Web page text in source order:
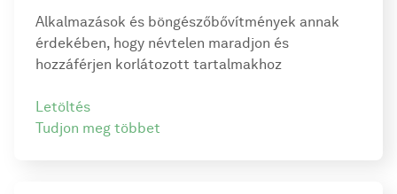
Alkalmazások és böngészőbővítmények annak
érdekében, hogy névtelen maradjon és
hozzáférjen korlátozott tartalmakhoz
Tudjon meg többet
Letöltés